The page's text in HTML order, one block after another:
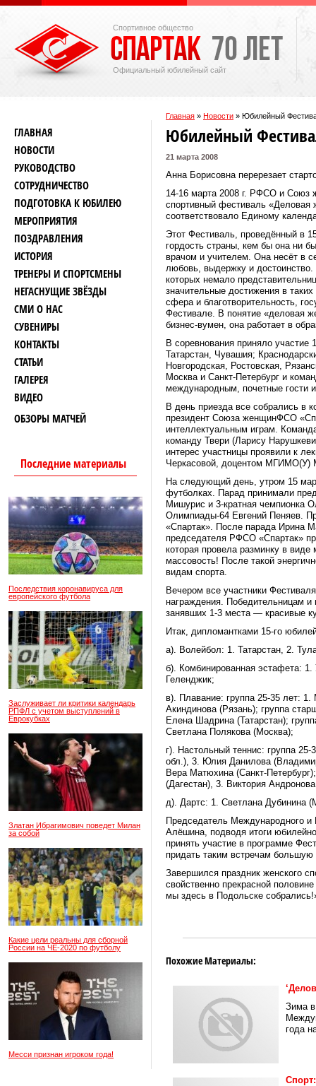
Спортивное общество
Официальный юбилейный сайт
Главная » Новости » Юбилейный
ГЛАВНАЯ
НОВОСТИ
РУКОВОДСТВО
СОТРУДНИЧЕСТВО
ПОДГОТОВКА К ЮБИЛЕЮ
МЕРОПРИЯТИЯ
ПОЗДРАВЛЕНИЯ
ИСТОРИЯ
ТРЕНЕРЫ И СПОРТСМЕНЫ
НЕГАСНУЩИЕ ЗВЁЗДЫ
СМИ О НАС
СУВЕНИРЫ
КОНТАКТЫ
СТАТЬИ
ГАЛЕРЕЯ
ВИДЕО
ОБЗОРЫ МАТЧЕЙ
Последние материалы
Последствия коронавируса для
европейского футбола
Заслуживает ли критики календарь
РПФЛ с учетом выступлений в
Еврокубках
Златан Ибрагимович поведет Милан
за собой
Какие цели реальны для сборной
России на ЧЕ-2020 по футболу
Месси признан игроком года!
Юбилейный
21 марта 2008
Анна Борисовна перерезает
14‑16 марта 2008 г. РФСО и Союз
спортивный фестиваль «Деловая
соответствовало Единому
Этот Фестиваль, проведённый в
гордость страны, кем бы она ни
врачом и учителем. Она несёт в
любовь, выдержку и
которых немало
значительные достижения в
сфера и благотворительность,
Фестивале. В понятие «деловая
бизнес-вумен, она работает в
В соревнования приняло участие
Татарстан, Чувашия;
Новгородская, Ростовская,
Москва и Санкт-Петербург и
международным, почетные гости
В день приезда все собрались в
президент Союза женщинФСО
интеллектуальным играм.
команду Твери (Ларису
интерес участницы проявили к
Черкасовой, доцентом
На следующий день, утром 15
футболках. Парад принимали
Мишурис и 3-кратная чемпионка
Олимпиады-64 Евгений Пеняев.
«Спартак». После парада Ирина
председателя РФСО «Спартак»
которая провела разминку в
массовость! После такой
видам спорта.
Вечером все участники
награждения. Победительницам
занявших 1-3 места — красивые
Итак, дипломантками 15-го
а). Волейбол: 1. Татарстан, 2.
б). Комбинированная эстафета:
Геленджик;
в). Плавание: группа 25-35 лет:
Акиндинова (Рязань); группа
Елена Шадрина (Татарстан);
Светлана Полякова (Москва);
г). Настольный теннис: группа
обл.), 3. Юлия Данилова
Вера Матюхина (Санкт-
(Дагестан), 3. Виктория
д). Дартс: 1. Светлана Дубинина
Председатель Международного и
Алёшина, подводя итоги
принять участие в программе
придать таким встречам
Завершился праздник женского
свойственно прекрасной
мы здесь в Подольске
Похожие Материалы:
Зима в
года